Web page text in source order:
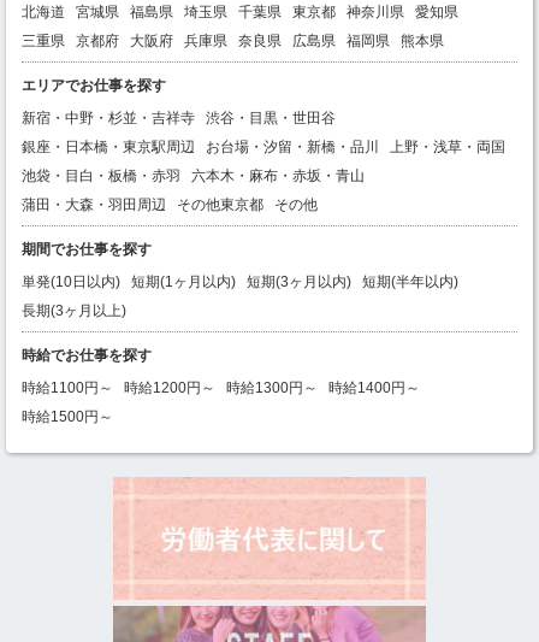
北海道
宮城県 福島県 埼玉県 千葉県 東京都 神奈川県
愛知県
三重県
京都府 大阪府 兵庫県 奈良県 広島県 福岡県 熊本県
エリアでお仕事を探す
新宿・中野・杉並・吉祥寺
渋谷・目黒・世田谷
銀座・日本橋・東京駅周辺
お台場・汐留・新橋・品川
上野・浅草・両国
池袋・目白・板橋・赤羽
六本木・麻布・赤坂・青山
蒲田・大森・羽田周辺
その他東京都 その他
期間でお仕事を探す
単発(10日以内)
短期(1ヶ月以内) 短期(3ヶ月以内)
短期(半年以内)
長期(3ヶ月以上)
時給でお仕事を探す
時給1100円～
時給1200円～ 時給1300円～
時給1400円～
時給1500円～